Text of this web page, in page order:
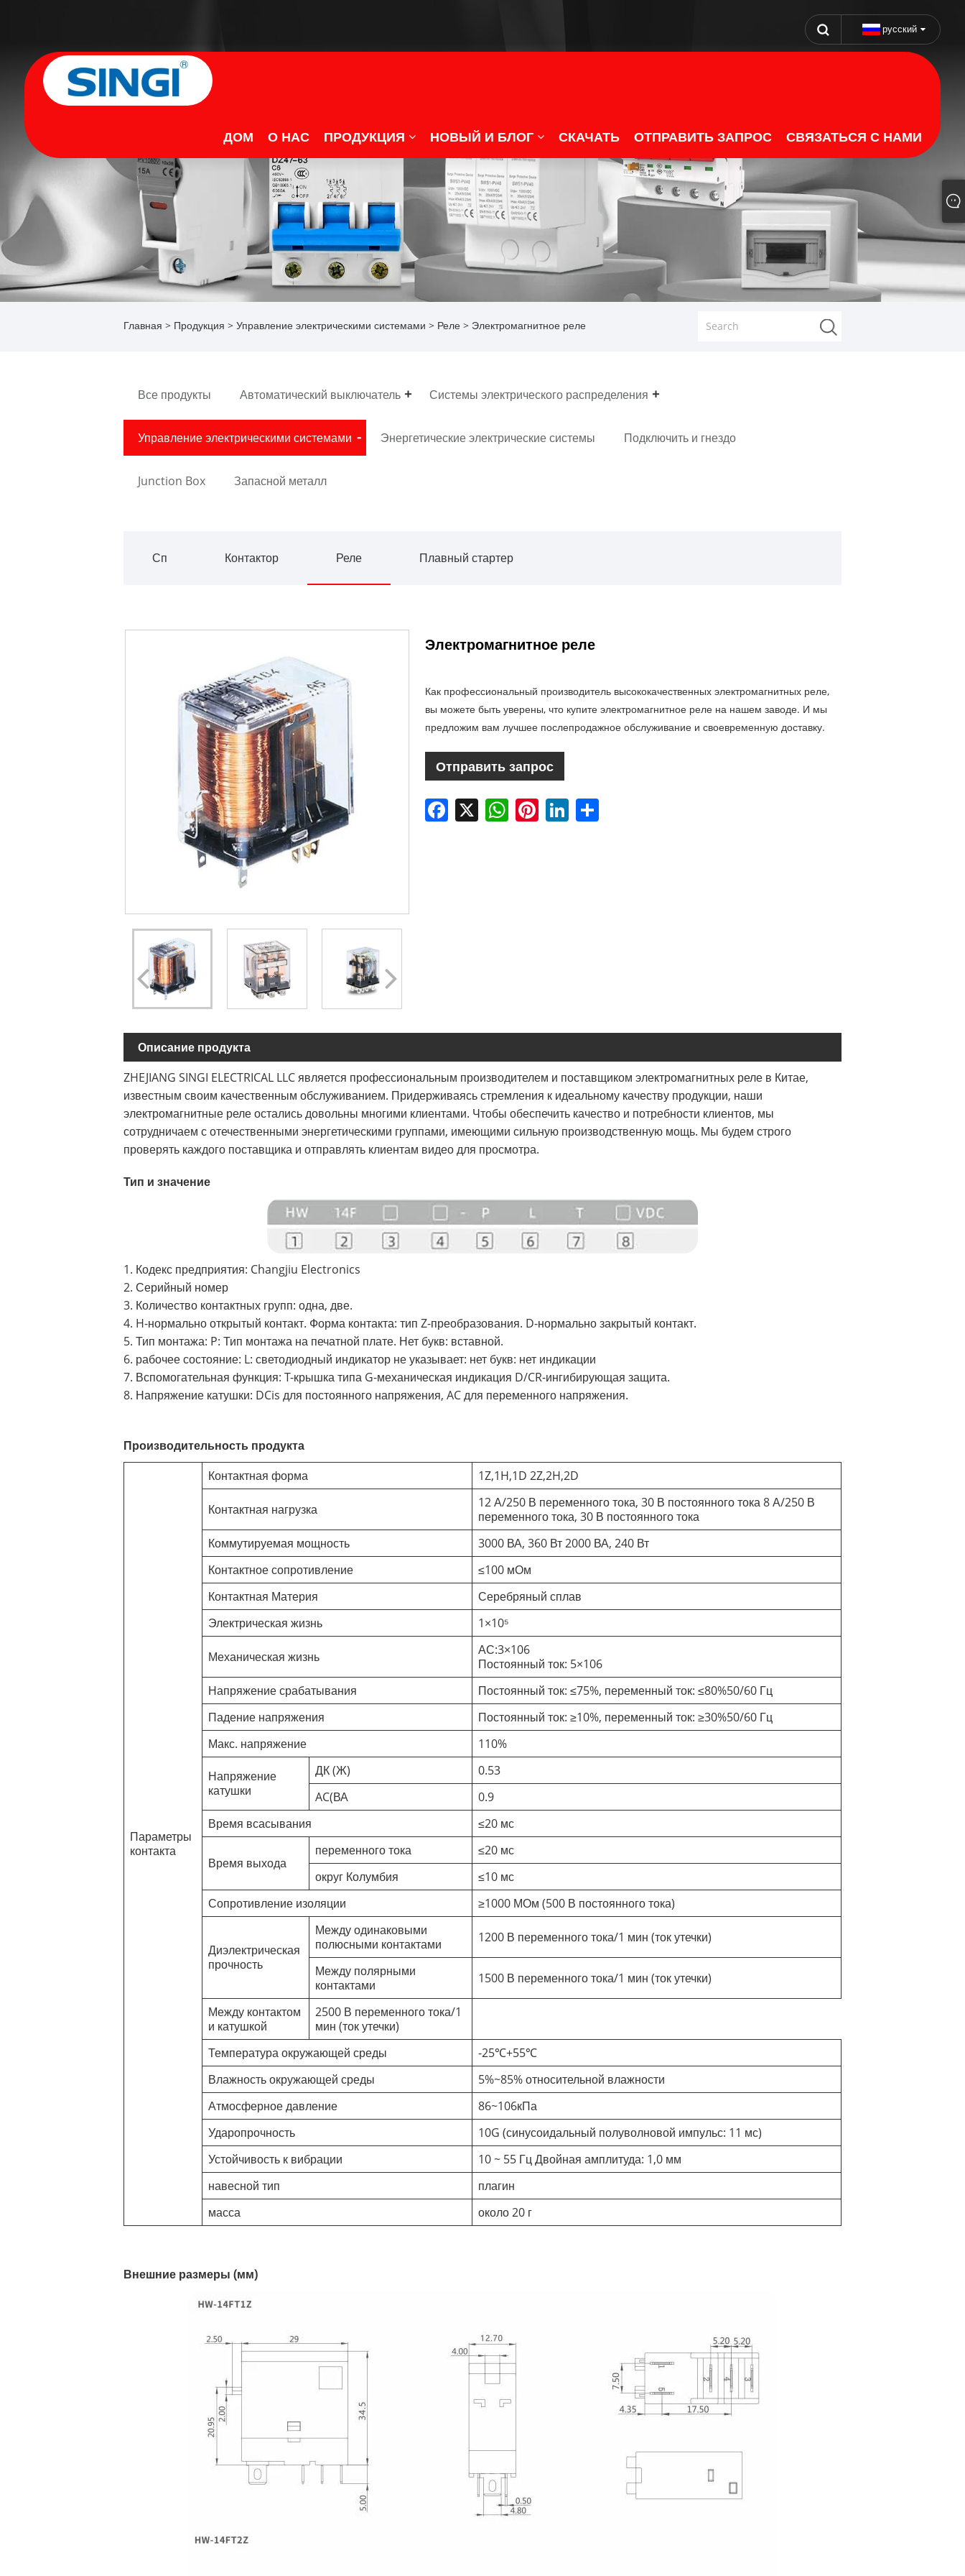
русский
ДОМ О НАС ПРОДУКЦИЯ НОВЫЙ И БЛОГ СКАЧАТЬ ОТПРАВИТЬ ЗАПРОС СВЯЗАТЬСЯ С НАМИ
Главная > Продукция > Управление электрическими системами > Реле > Электромагнитное реле
Все продукты Автоматический выключатель Системы электрического распределения
Управление электрическими системами Энергетические электрические системы Подключить и гнездо
Junction Box Запасной металл
Сп Контактор Реле Плавный стартер
Электромагнитное реле
Как профессиональный производитель высококачественных электромагнитных реле,
вы можете быть уверены, что купите электромагнитное реле на нашем заводе. И мы
предложим вам лучшее послепродажное обслуживание и своевременную доставку.
Отправить запрос
Facebook WhatsAppPinterestLinkedIn
Описание продукта
ZHEJIANG SINGI ELECTRICAL LLC является профессиональным производителем и поставщиком электромагнитных реле в Китае,
известным своим качественным обслуживанием. Придерживаясь стремления к идеальному качеству продукции, наши
электромагнитные реле остались довольны многими клиентами. Чтобы обеспечить качество и потребности клиентов, мы
сотрудничаем с отечественными энергетическими группами, имеющими сильную производственную мощь. Мы будем строго
проверять каждого поставщика и отправлять клиентам видео для просмотра.
Тип и значение
1. Кодекс предприятия: Changjiu Electronics
2. Серийный номер
3. Количество контактных групп: одна, две.
4. H-нормально открытый контакт. Форма контакта: тип Z-преобразования. D-нормально закрытый контакт.
5. Тип монтажа: P: Тип монтажа на печатной плате. Нет букв: вставной.
6. рабочее состояние: L: светодиодный индикатор не указывает: нет букв: нет индикации
7. Вспомогательная функция: T-крышка типа G-механическая индикация D/CR-ингибирующая защита.
8. Напряжение катушки: DCis для постоянного напряжения, AC для переменного напряжения.
Производительность продукта
Параметры
контакта
Контактная форма 1Z,1H,1D 2Z,2H,2D
Контактная нагрузка
12 А/250 В переменного тока, 30 В постоянного тока 8 А/250 В
переменного тока, 30 В постоянного тока
Коммутируемая мощность
3000 ВА, 360 Вт 2000 ВА, 240 Вт
Контактное сопротивление
≤100 мОм
Контактная Материя
Серебряный сплав
Электрическая жизнь
1×10⁵
Механическая жизнь
АС:3×106
Постоянный ток: 5×106
Напряжение срабатывания
Постоянный ток: ≤75%, переменный ток: ≤80%50/60 Гц
Падение напряжения
Постоянный ток: ≥10%, переменный ток: ≥30%50/60 Гц
Макс. напряжение
110%
Напряжение
катушки
ДК (Ж)
0.53
AC(ВА
0.9
Время всасывания
≤20 мс
Время выхода
переменного тока
≤20 мс
округ Колумбия
≤10 мс
Сопротивление изоляции
≥1000 МОм (500 В постоянного тока)
Диэлектрическая
прочность
Между одинаковыми
полюсными контактами
1200 В переменного тока/1 мин (ток утечки)
Между полярными
контактами
1500 В переменного тока/1 мин (ток утечки)
Между контактом
и катушкой
2500 В переменного тока/1
мин (ток утечки)
Температура окружающей среды
-25℃+55℃
Влажность окружающей среды
5%~85% относительной влажности
Атмосферное давление
86~106кПа
Ударопрочность
10G (синусоидальный полуволновой импульс: 11 мс)
Устойчивость к вибрации
10 ~ 55 Гц Двойная амплитуда: 1,0 мм
навесной тип
плагин
масса
около 20 г
Внешние размеры (мм)